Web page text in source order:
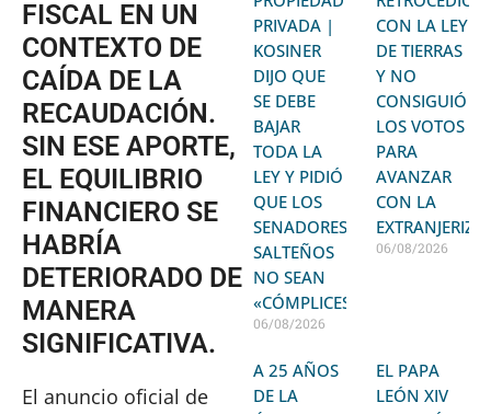
FISCAL EN UN
CONTEXTO DE
CAÍDA DE LA
RECAUDACIÓN.
SIN ESE APORTE,
EL EQUILIBRIO
FINANCIERO SE
HABRÍA
DETERIORADO DE
MANERA
SIGNIFICATIVA.
El anuncio oficial de
PRIVADA |
KOSINER
DIJO QUE
SE DEBE
BAJAR
TODA LA
LEY Y PIDIÓ
QUE LOS
SENADORES
SALTEÑOS
NO SEAN
«CÓMPLICES»
06/08/2026
CON LA LEY
DE TIERRAS
Y NO
CONSIGUIÓ
LOS VOTOS
PARA
AVANZAR
CON LA
06/08/2026
A 25 AÑOS
DE LA
EL PAPA
LEÓN XIV